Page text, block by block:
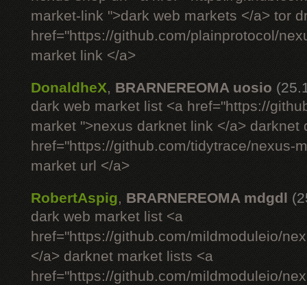
market-link ">dark web markets </a> tor
href="https://github.com/plainprotocol/
market link </a>
DonaldheX, BRARNEREOMA uosio
dark web market list <a href="https://
market ">nexus darknet link </a> darknet
href="https://github.com/tidytrace/nexus-
market url </a>
RobertAspig, BRARNEREOMA mdgdl
dark web market list <a
href="https://github.com/mildmoduleio/
</a> darknet market lists <a
href="https://github.com/mildmoduleio/